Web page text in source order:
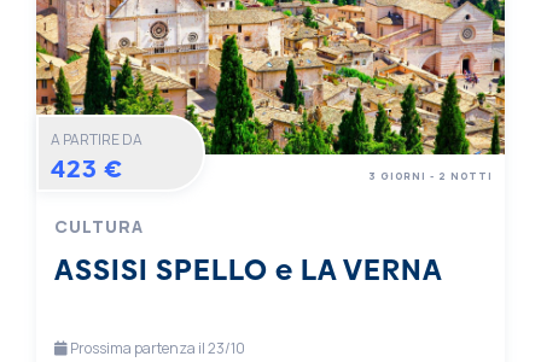
A PARTIRE DA
423 €
CULTURA
ASSISI SPELLO e LA VERNA
3 GIORNI - 2 NOTTI
Prossima partenza il 23/10